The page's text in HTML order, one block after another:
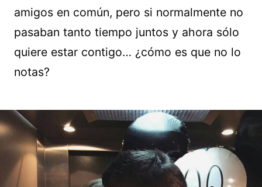
amigos en común, pero si normalmente no
pasaban tanto tiempo juntos y ahora sólo
quiere estar contigo… ¿cómo es que no lo
notas?